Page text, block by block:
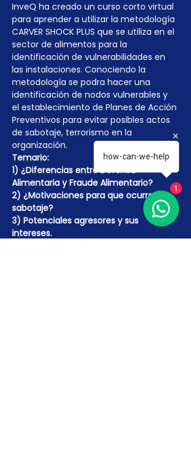
InveQ ha creado un curso corto virtual
para aprender a utilizar la metodología
CARVER SHOCK PLUS que se utiliza en el
sector de alimentos para la
identificación de vulnerabilidades en
las instalaciones. Conociendo la
metodología se podra hacer una
identificación de nodos vulnerables y
el establecimiento de Planes de Acción
Preventivos para evitar posibles actos
de sabotaje, terrorismo en la
organización.
Temario:
1) ¿Diferencias entre Defensa
Alimentaria y Fraude Alimentario?
2) ¿Motivaciones para que ocurra
sabotaje?
3) Potenciales agresores y sus
intereses.
how-can-we-help
1